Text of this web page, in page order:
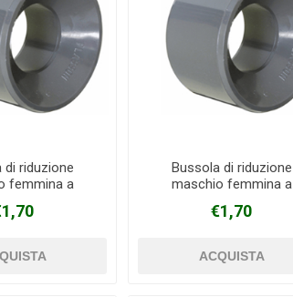
di riduzione
femmina a
mm
Bussola di riduzione
maschio femmina a
X 40 mm
€1,70